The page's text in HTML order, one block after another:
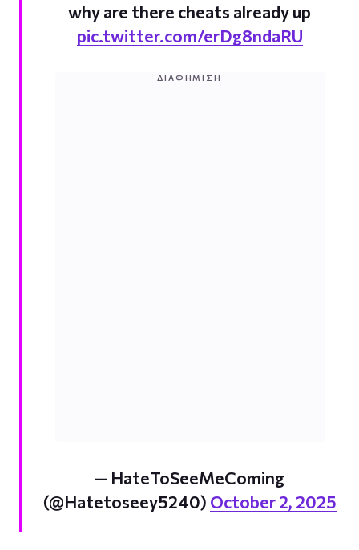
why are there cheats already up
pic.twitter.com/erDg8ndaRU
ΔΙΑΦΉΜΙΣΗ
— HateToSeeMeComing
(@Hatetoseey5240) October 2, 2025